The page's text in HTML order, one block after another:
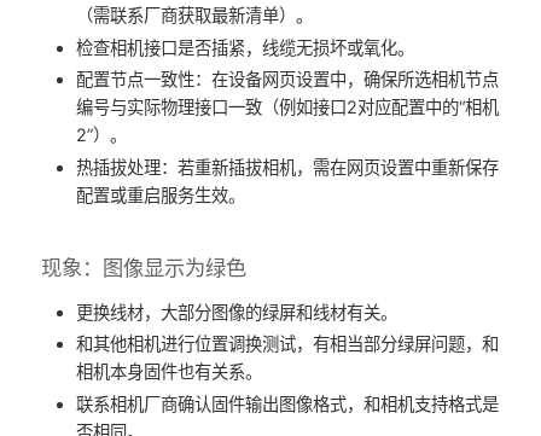
（需联系厂商获取最新清单）。
检查相机接口是否插紧，线缆无损坏或氧化。
​配置节点一致性：在设备网页设置中，确保所选相机节点
编号与实际物理接口一致（例如接口2对应配置中的“相机
2”）。
​热插拔处理：若重新插拔相机，需在网页设置中重新保存
配置或重启服务生效。
​现象：图像显示为绿色
​更换线材，大部分图像的绿屏和线材有关。
和其他相机进行位置调换测试，有相当部分绿屏问题，和
相机本身固件也有关系。
联系相机厂商确认固件输出图像格式，和相机支持格式是
否相同。